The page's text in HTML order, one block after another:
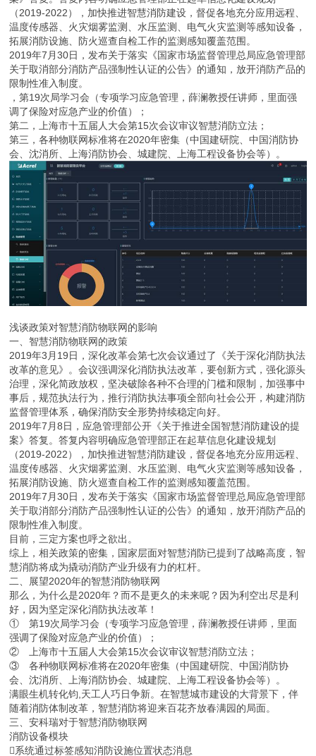
（2019-2022），加快推进智慧消防建设，督促各地充分应用远程、
温度传感器、火灾烟雾监测、水压监测、电气火灾监测等感知设备，
拓展消防设施、防火巡查自检工作的监测感知覆盖范围。
2019年7月30日，发布关于落实《国家市场监督管理总局应急管理部
关于取消部分消防产品强制性认证的公告》的通知，放开消防产品的
限制性准入制度。
，第19次局学习会（专项学习应急管理，薛澜教授任讲师，里面强
调了保险对应急产业的价值）；
第二，上海市十五届人大会第15次会议审议智慧消防立法；
第三，各种物联网标准将在2020年密集（中国建研院、中国消防协
会、沈消所、上海消防协会、城建院、上海工程设备协会等）。
浅谈政策对智慧消防物联网的影响
一、智慧消防物联网的政策
2019年3月19日，深化改革会第七次会议通过了《关于深化消防执法
改革的意见》。会议强调深化消防执法改革，要创新方式，强化源头
治理，深化简政放权，坚决破除各种不合理的门槛和限制，加强事中
事后，规范执法行为，推行消防执法事项全部向社会公开，构建消防
监督管理体系，确保消防安全形势持续稳定向好。
2019年7月8日，应急管理部公开《关于推进全国智慧消防建设的提
案》答复。答复内容明确应急管理部正在起草信息化建设规划
（2019-2022），加快推进智慧消防建设，督促各地充分应用远程、
温度传感器、火灾烟雾监测、水压监测、电气火灾监测等感知设备，
拓展消防设施、防火巡查自检工作的监测感知覆盖范围。
2019年7月30日，发布关于落实《国家市场监督管理总局应急管理部
关于取消部分消防产品强制性认证的公告》的通知，放开消防产品的
限制性准入制度。
目前，三定方案也呼之欲出。
综上，相关政策的密集，国家层面对智慧消防已提到了战略高度，智
慧消防将成为撬动消防产业升级有力的杠杆。
二、展望2020年的智慧消防物联网
那么，为什么是2020年？而不是更久的未来呢？因为利空出尽是利
好，因为坚定深化消防执法改革！
① 第19次局学习会（专项学习应急管理，薛澜教授任讲师，里面
强调了保险对应急产业的价值）；
② 上海市十五届人大会第15次会议审议智慧消防立法；
③ 各种物联网标准将在2020年密集（中国建研院、中国消防协
会、沈消所、上海消防协会、城建院、上海工程设备协会等）。
满眼生机转化钧,天工人巧日争新。在智慧城市建设的大背景下，伴
随着消防体制改革，智慧消防将迎来百花齐放春满园的局面。
三、安科瑞对于智慧消防物联网
消防设备模块
系统通过标签感知消防设施位置状态消息